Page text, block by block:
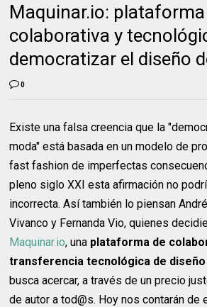
Maquinar.io: plataforma
colaborativa y
democratizar el diseño
0
Existe una falsa creencia que la
moda" está basada en un modelo de
fast fashion de imperfectas
pleno siglo XXI esta afirmación no
incorrecta. Así también lo piensan
Vivanco y Fernanda Vio, quienes
Maquinar.io, una plataforma de
transferencia tecnológica de
busca acercar, a través de un precio
de autor a tod@s. Hoy nos contarán de